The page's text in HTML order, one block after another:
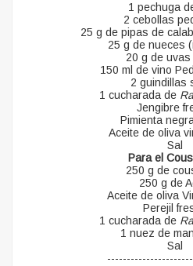
1 pechuga
2 cebollas
25 g de pipas de
25 g de nueces
20 g de
150 ml de vino
2 guindillas
1 cucharada de
Jengibre
Pimienta
Aceite de oliva
Sal
Para el
250 g de
250 g de
Aceite de oliva
Perejil
1 cucharada de
1 nuez de
Sal